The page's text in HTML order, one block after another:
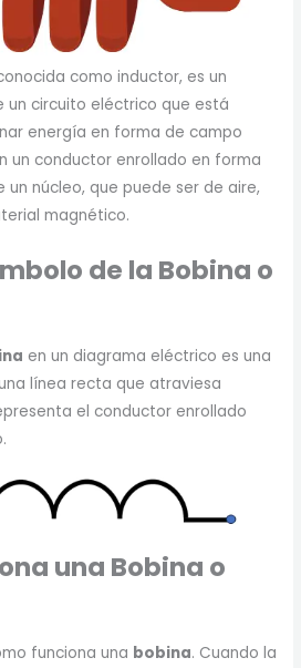
como inductor, es un
un circuito eléctrico que está
energía en forma de campo
un conductor enrollado en forma
núcleo, que puede ser de aire,
magnético.
de la Bobina o
en un diagrama eléctrico es una
línea recta que atraviesa
el conductor enrollado
una Bobina o
funciona una bobina. Cuando la